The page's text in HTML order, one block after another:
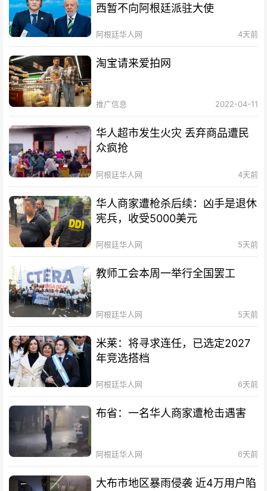
西暂不向阿根廷派驻大使
阿根廷华人网 4天前
淘宝请来爱拍网
推广信息 2022-04-11
华人超市发生火灾 丢弃商品遭民
众疯抢
阿根廷华人网 4天前
华人商家遭枪杀后续：凶手是退休
宪兵，收受5000美元
阿根廷华人网 5天前
教师工会本周一举行全国罢工
阿根廷华人网 5天前
米莱：将寻求连任，已选定2027
年竞选搭档
阿根廷华人网 6天前
布省：一名华人商家遭枪击遇害
阿根廷华人网 6天前
大布市地区暴雨侵袭 近4万用户陷